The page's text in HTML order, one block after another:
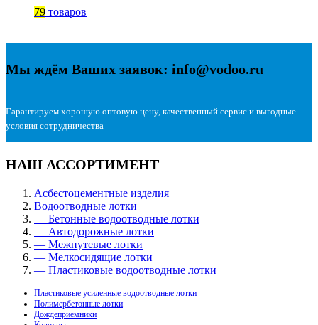
79 товаров
Мы ждём Ваших заявок: info@vodoo.ru
Гарантируем хорошую оптовую цену, качественный сервис и выгодные
условия сотрудничества
НАШ АССОРТИМЕНТ
Асбестоцементные изделия
Водоотводные лотки
— Бетонные водоотводные лотки
— Автодорожные лотки
— Межпутевые лотки
— Мелкосидящие лотки
— Пластиковые водоотводные лотки
Пластиковые усиленные водоотводные лотки
Полимербетонные лотки
Дождеприемники